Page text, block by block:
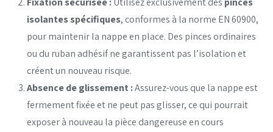
isolantes spécifiques, conformes à la norme EN 60900,
pour maintenir la nappe en place. Des pinces ordinaires
ou du ruban adhésif ne garantissent pas l’isolation et
créent un nouveau risque.
Absence de glissement :Assurez-vous que la nappe est
fermement fixée et ne peut pas glisser, ce qui pourrait
exposer à nouveau la pièce dangereuse en cours